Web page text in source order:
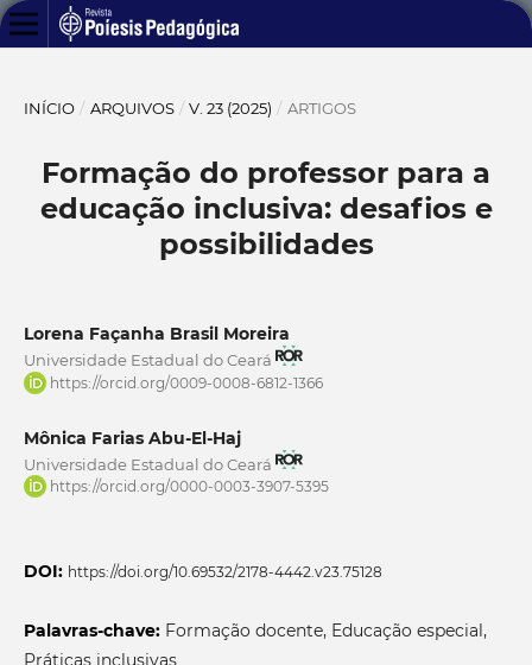
INÍCIO / ARQUIVOS / V. 23 (2025) / ARTIGOS
Formação do professor para a
educação inclusiva: desafios e
possibilidades
Lorena Façanha Brasil Moreira
Universidade Estadual do Ceará
https://orcid.org/0009-0008-6812-1366
Mônica Farias Abu-El-Haj
Universidade Estadual do Ceará
https://orcid.org/0000-0003-3907-5395
DOI: https://doi.org/10.69532/2178-4442.v23.75128
Palavras-chave: Formação docente, Educação especial,